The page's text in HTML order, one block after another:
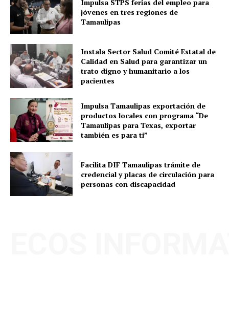
Impulsa STPS ferias del empleo para
jóvenes en tres regiones de
Tamaulipas
Instala Sector Salud Comité Estatal de
Calidad en Salud para garantizar un
trato digno y humanitario a los
pacientes
Impulsa Tamaulipas exportación de
productos locales con programa “De
Tamaulipas para Texas, exportar
también es para ti”
Facilita DIF Tamaulipas trámite de
credencial y placas de circulación para
personas con discapacidad